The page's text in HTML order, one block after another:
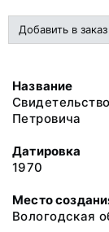
Добавить в заказ
Название
Петровича
Датировка
1970
Место
Вологодская